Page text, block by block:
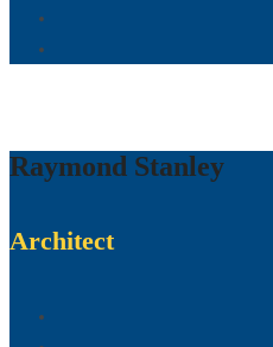
Raymond Stanley
Architect